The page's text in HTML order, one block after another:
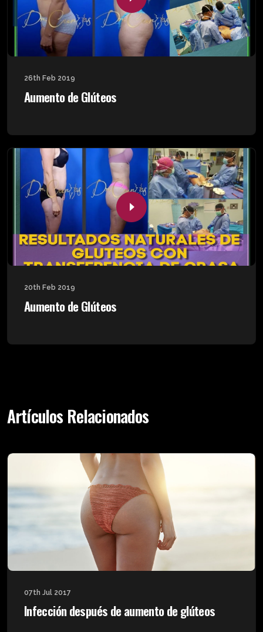
26th Feb 2019
Aumento de Glúteos
20th Feb 2019
Aumento de Glúteos
Artículos Relacionados
07th Jul 2017
Infección después de aumento de glúteos